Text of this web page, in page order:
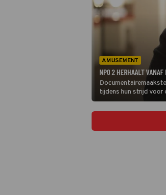
AMUSEMENT
NPO 2 HERHAALT
tijdens hun strijd voor
kloosterorde de